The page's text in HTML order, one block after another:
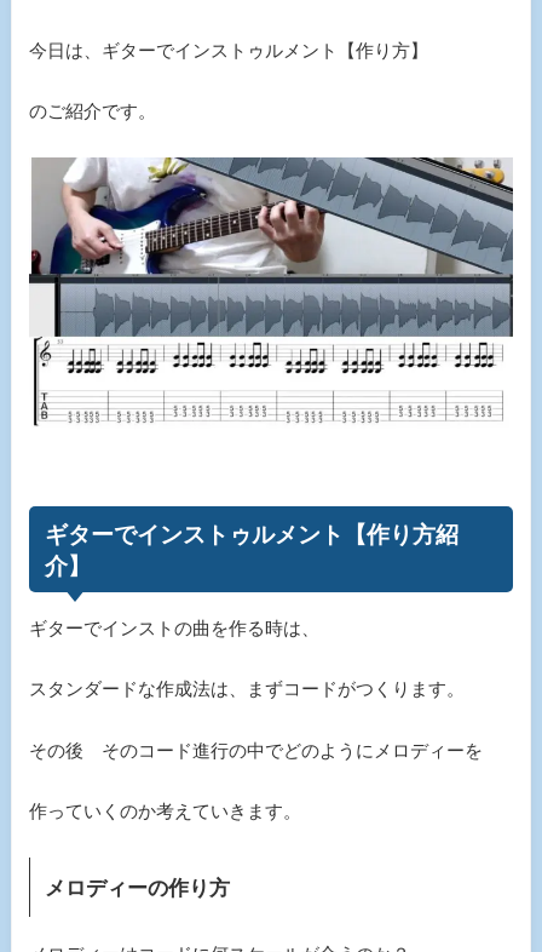
今日は、ギターでインストゥルメント【作り方】
のご紹介です。
ギターでインストゥルメント【作り方紹
介】
ギターでインストの曲を作る時は、
スタンダードな作成法は、まずコードがつくります。
その後 そのコード進行の中でどのようにメロディーを
作っていくのか考えていきます。
メロディーの作り方